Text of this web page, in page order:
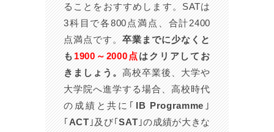
ることをおすすめします。SATは
3科目で各800点満点、合計2400
点満点です。卒業までに少なくと
も1900～2000点はクリアしてお
きましょう。高校卒業後、大学や
大学院へ進学する場合、高校時代
の成績と共に｢IB Programme｣
｢ACT｣及び｢SAT｣の成績が大きな